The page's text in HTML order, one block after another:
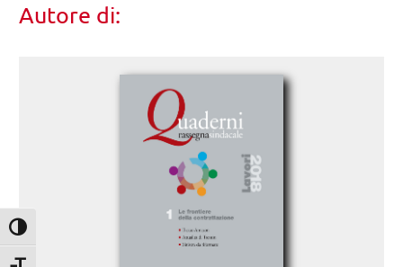
Attiva/disattiva alto contrasto
Autore di: